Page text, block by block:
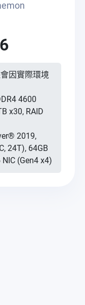
因實際環境
4600
x30, RAID
2019,
24T), 64GB
NIC (Gen4 x4)